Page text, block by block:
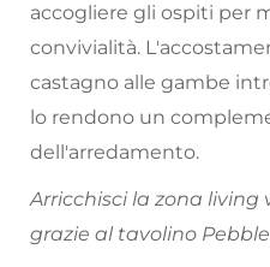
accogliere gli ospiti per
convivialità.
castagno alle gambe
lo rendono un
dell'arredamento.
Arricchisci la zona living
grazie al tavolino